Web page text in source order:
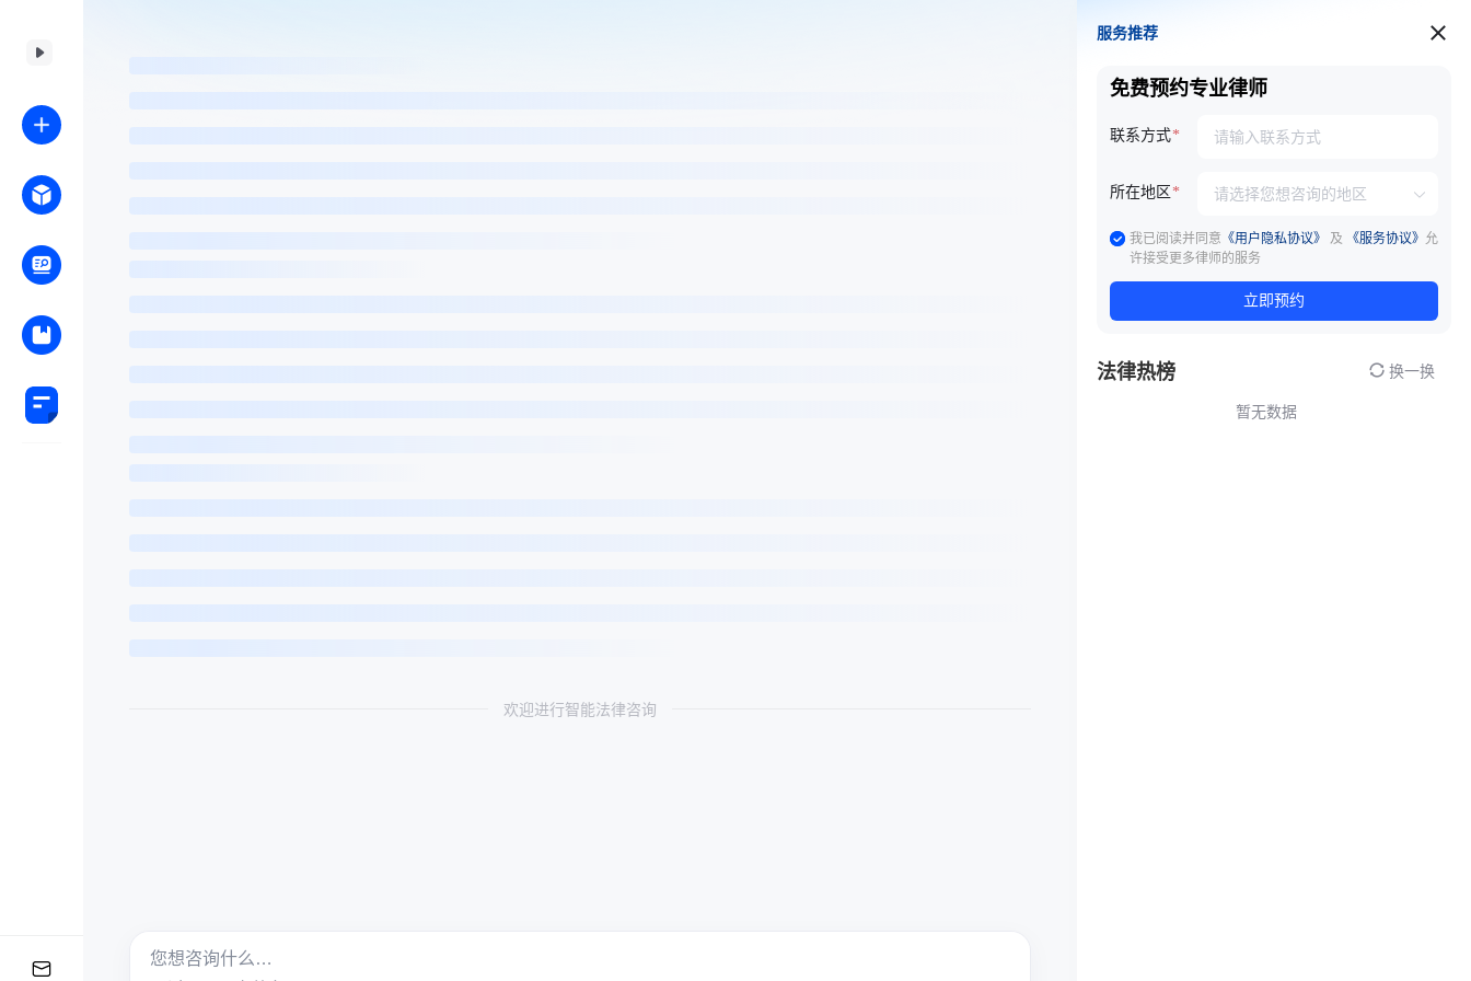
欢迎进行智能法律咨询
服务推荐
服务推荐
免费预约专业律师
联系方式
所在地区
我已阅读并同意 《用户隐私协议》 及 《服务协议》 允
许接受更多律师的服务
立即预约
法律热榜 换一换
暂无数据